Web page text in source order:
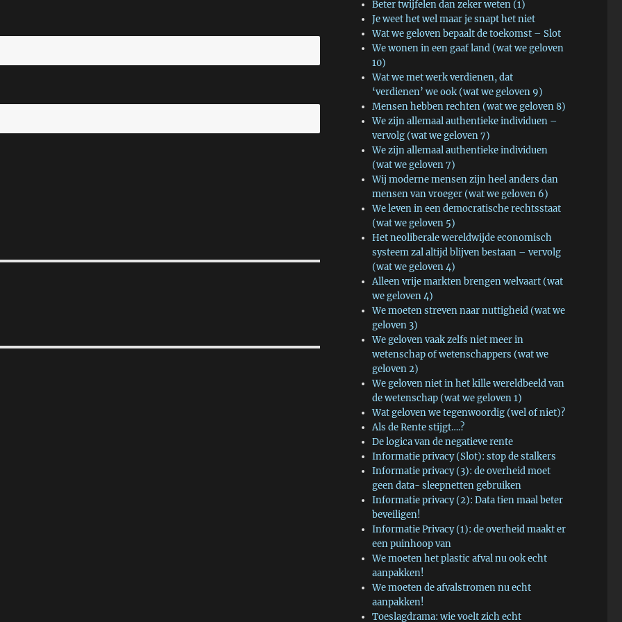
Beter twijfelen dan zeker weten (1)
Je weet het wel maar je snapt het niet
Wat we geloven bepaalt de toekomst – Slot
We wonen in een gaaf land (wat we geloven
10)
Wat we met werk verdienen, dat
‘verdienen’ we ook (wat we geloven 9)
Mensen hebben rechten (wat we geloven 8)
We zijn allemaal authentieke individuen –
vervolg (wat we geloven 7)
We zijn allemaal authentieke individuen
(wat we geloven 7)
Wij moderne mensen zijn heel anders dan
mensen van vroeger (wat we geloven 6)
We leven in een democratische rechtsstaat
(wat we geloven 5)
Het neoliberale wereldwijde economisch
systeem zal altijd blijven bestaan – vervolg
(wat we geloven 4)
Alleen vrije markten brengen welvaart (wat
we geloven 4)
We moeten streven naar nuttigheid (wat we
geloven 3)
We geloven vaak zelfs niet meer in
wetenschap of wetenschappers (wat we
geloven 2)
We geloven niet in het kille wereldbeeld van
de wetenschap (wat we geloven 1)
Wat geloven we tegenwoordig (wel of niet)?
Als de Rente stijgt….?
De logica van de negatieve rente
Informatie privacy (Slot): stop de stalkers
Informatie privacy (3): de overheid moet
geen data- sleepnetten gebruiken
Informatie privacy (2): Data tien maal beter
beveiligen!
Informatie Privacy (1): de overheid maakt er
een puinhoop van
We moeten het plastic afval nu ook echt
aanpakken!
We moeten de afvalstromen nu echt
aanpakken!
Toeslagdrama: wie voelt zich echt